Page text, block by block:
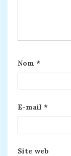
Nom *
E-mail *
Site web